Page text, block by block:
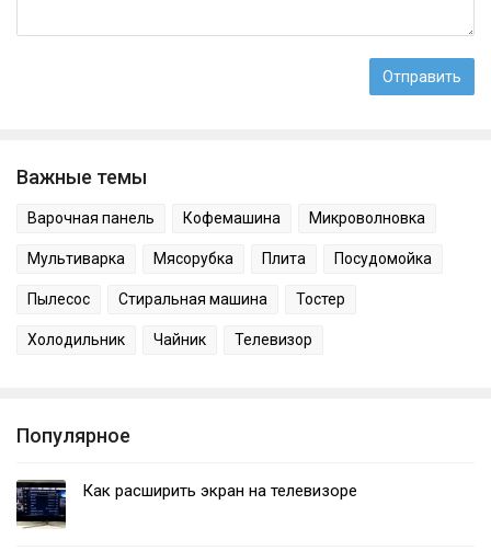
Важные темы
Варочная панель Кофемашина Микроволновка
Мультиварка Мясорубка Плита Посудомойка
Пылесос Стиральная машина Тостер
Холодильник Чайник Телевизор
Популярное
Как расширить экран на телевизоре